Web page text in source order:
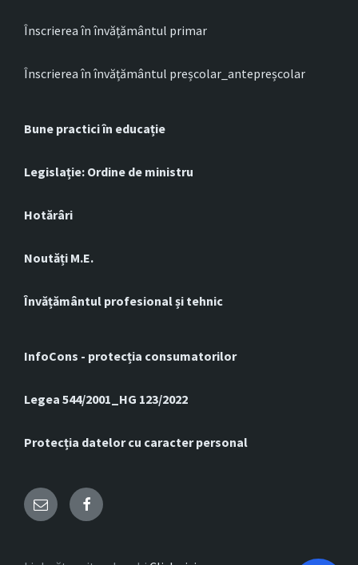
Înscrierea în învățământul primar
Înscrierea în învățământul preșcolar_antepreșcolar
Bune practici în educație
Legislație: Ordine de ministru
Hotărâri
Noutăți M.E.
Învățământul profesional și tehnic
InfoCons - protecția consumatorilor
Legea 544/2001_HG 123/2022
Protecția datelor cu caracter personal
Email Facebook